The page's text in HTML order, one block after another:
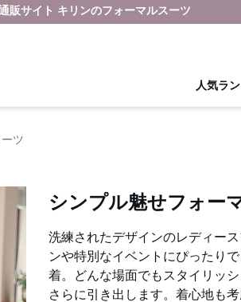
販サイト キリンのフォーマルスーツ
人気ラ
ツ
シンプル魅せフォー
洗練されたデザインのレディー
ンや特別なイベントにぴったり
着。どんな場面でもスタイリッ
さらに引き出します。着心地も